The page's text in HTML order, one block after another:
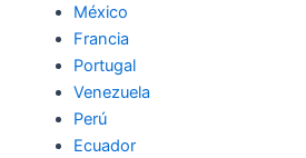
México
Francia
Portugal
Venezuela
Perú
Ecuador